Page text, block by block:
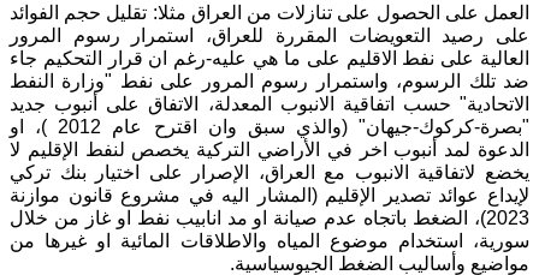
العمل على الحصول على تنازلات من العراق مثلا: تقليل حجم الفوائد
على رصيد التعويضات المقررة للعراق، استمرار رسوم المرور
العالية على نفط الاقليم على ما هي عليه-رغم ان قرار التحكيم جاء
ضد تلك الرسوم، واستمرار رسوم المرور على نفط "وزارة النفط
الاتحادية" حسب اتفاقية الانبوب المعدلة، الاتفاق على أنبوب جديد
"بصرة-كركوك-جيهان" (والذي سبق وان اقترح عام 2012 )، او
الدعوة لمد أنبوب اخر في الأراضي التركية يخصص لنفط الإقليم لا
يخضع لاتفاقية الانبوب مع العراق، الإصرار على اختيار بنك تركي
لإيداع عوائد تصدير الإقليم (المشار اليه في مشروع قانون موازنة
2023)، الضغط باتجاه عدم صيانة او مد انابيب نفط او غاز من خلال
سورية، استخدام موضوع المياه والاطلاقات المائية او غيرها من
مواضيع وأساليب الضغط الجيوسياسية.